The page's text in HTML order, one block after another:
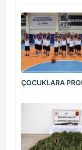
ÇOCUKLARA